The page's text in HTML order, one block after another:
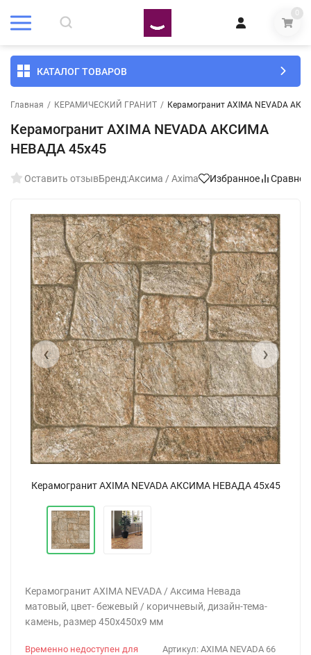
0
КАТАЛОГ ТОВАРОВ
Главная / КЕРАМИЧЕСКИЙ ГРАНИТ / Керамогранит AXIMA NEVADA
Керамогранит AXIMA NEVADA АКСИМА
НЕВАДА 45x45
Оставить отзывБренд:Аксима / Axima Избранное
Керамогранит AXIMA NEVADA АКСИМА НЕВАДА 45x45
‹ ›
Керамогранит AXIMA NEVADA / Аксима Невада
матовый, цвет- бежевый / коричневый, дизайн-тема-
камень, размер 450x450x9 мм
Артикул: AXIMA NEVADA 66
Временно недоступен для